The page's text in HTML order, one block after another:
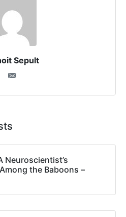
Sepult
Neuroscientist’s
the Baboons –